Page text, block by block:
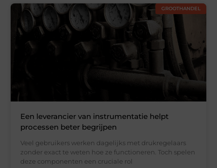
GROOTHANDEL
Een leverancier van instrumentatie helpt
processen beter begrijpen
Veel gebruikers werken dagelijks met drukregelaars
zonder exact te weten hoe ze functioneren. Toch spelen
deze componenten een cruciale rol